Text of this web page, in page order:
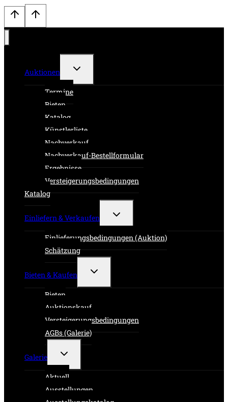
Auktionen
Untermenü
Termine
Bieten
Katalog
Künstlerliste
Nachverkauf
Nachverkauf-Bestellformular
Ergebnisse
Versteigerungsbedingungen
Katalog
Einliefern & Verkaufen
Untermenü
Einlieferungsbedingungen (Auktion)
Schätzung
Bieten & Kaufen
Untermenü
Bieten
Auktionskauf
Versteigerungsbedingungen
AGBs (Galerie)
Galerie
Untermenü
Aktuell
Ausstellungen